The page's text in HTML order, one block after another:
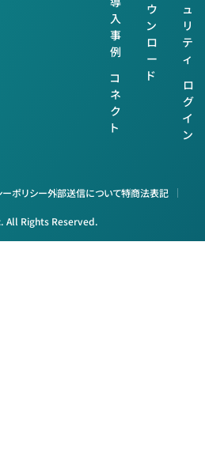
入
事
例
コ
ネ
ク
ト
ウ
ン
ロ
ー
ド
ュ
リ
テ
ィ
ロ
グ
イ
ン
ーポリシー外部送信について特商法表記
All Rights Reserved.